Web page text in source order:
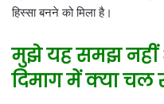
हिस्सा बनने को मिला है।
मुझे यह समझ
दिमाग में क्या चल